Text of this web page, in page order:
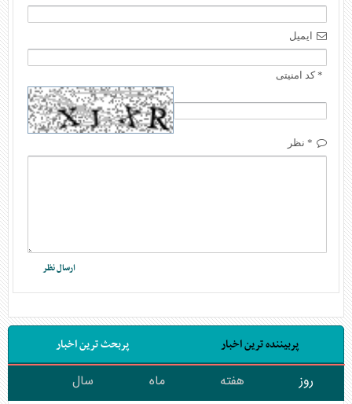
ایمیل
* کد امنیتی
* نظر
پربیننده ترین اخبار پربحث ترین اخبار
روز هفته ماه سال